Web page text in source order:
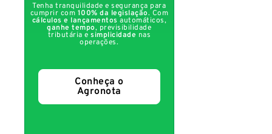
Tenha tranquilidade e segurança para
cumprir com 100% da legislação. Com
cálculos e lançamentos automáticos,
ganhe tempo, previsibilidade
tributária e simplicidade nas
operações.
Conheça o
Agronota